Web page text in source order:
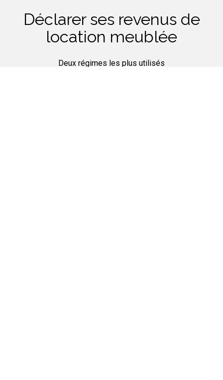
Déclarer ses revenus de
location meublée
Deux régimes les plus utilisés